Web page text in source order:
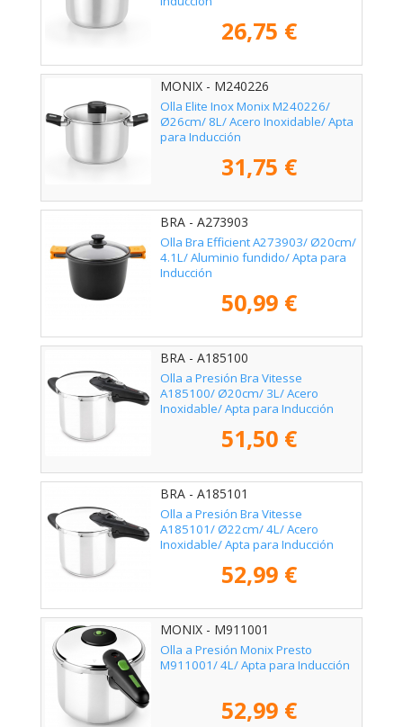
26,75 €
MONIX - M240226
Olla Elite Inox Monix M240226/
Ø26cm/ 8L/ Acero Inoxidable/ Apta
para Inducción
31,75 €
BRA - A273903
Olla Bra Efficient A273903/ Ø20cm/
4.1L/ Aluminio fundido/ Apta para
Inducción
50,99 €
BRA - A185100
Olla a Presión Bra Vitesse
A185100/ Ø20cm/ 3L/ Acero
Inoxidable/ Apta para Inducción
51,50 €
BRA - A185101
Olla a Presión Bra Vitesse
A185101/ Ø22cm/ 4L/ Acero
Inoxidable/ Apta para Inducción
52,99 €
MONIX - M911001
Olla a Presión Monix Presto
M911001/ 4L/ Apta para Inducción
52,99 €